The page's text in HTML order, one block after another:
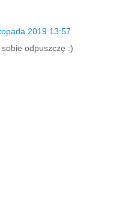
2019 13:57
odpuszczę :)